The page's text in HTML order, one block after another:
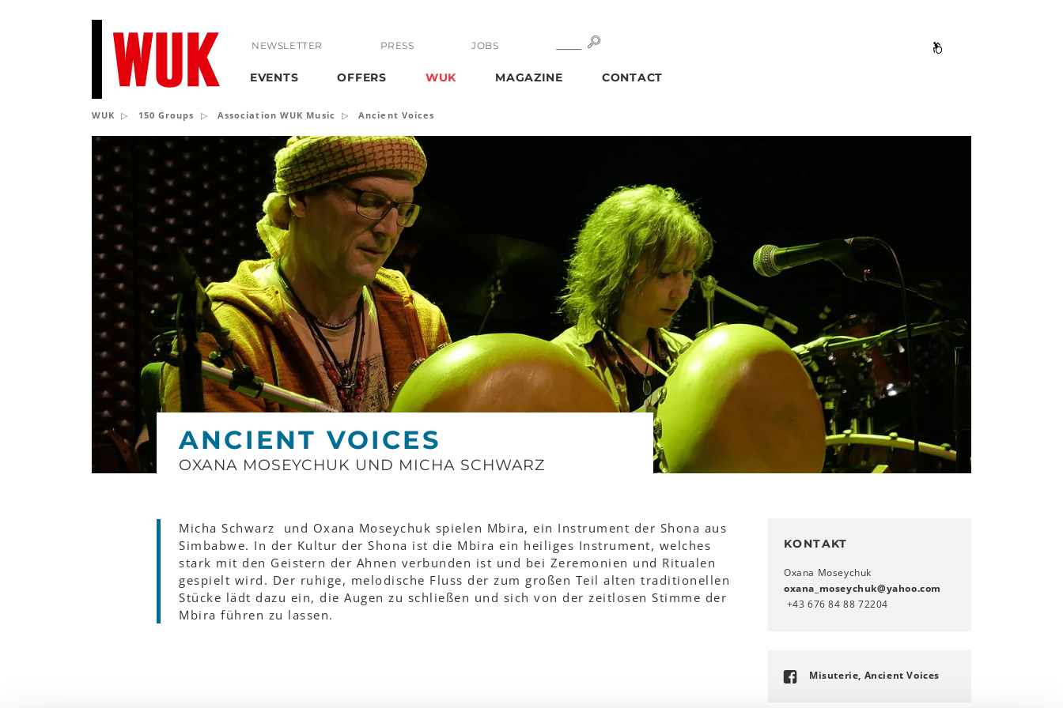
NEWSLETTER PRESS JOBS SEARCH
EVENTS OFFERS WUK MAGAZINE CONTACT
WUK 150 Groups Association WUK Music Ancient Voices
ANCIENT VOICES
OXANA MOSEYCHUK UND MICHA SCHWARZ
Micha Schwarz und Oxana Moseychuk spielen Mbira, ein Instrument der Shona aus
Simbabwe. In der Kultur der Shona ist die Mbira ein heiliges Instrument, welches
stark mit den Geistern der Ahnen verbunden ist und bei Zeremonien und Ritualen
gespielt wird. Der ruhige, melodische Fluss der zum großen Teil alten traditionellen
Stücke lädt dazu ein, die Augen zu schließen und sich von der zeitlosen Stimme der
Mbira führen zu lassen.
KONTAKT
Oxana Moseychuk
oxana_moseychuk@yahoo.com
+43 676 84 88 72204
Misuterie, Ancient Voices